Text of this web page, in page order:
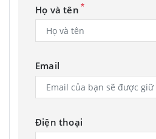
Họ và tên *
Email
Điện thoại